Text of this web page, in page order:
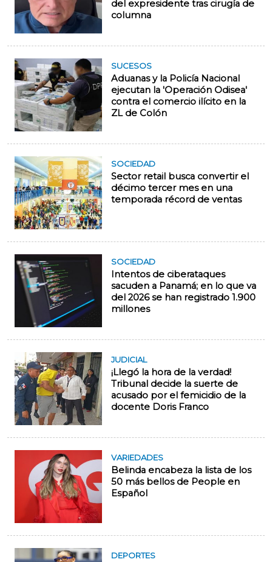
del expresidente tras cirugía de
columna
SUCESOS
Aduanas y la Policía Nacional
ejecutan la 'Operación Odisea'
contra el comercio ilícito en la
ZL de Colón
SOCIEDAD
Sector retail busca convertir el
décimo tercer mes en una
temporada récord de ventas
SOCIEDAD
Intentos de ciberataques
sacuden a Panamá; en lo que va
del 2026 se han registrado 1.900
millones
JUDICIAL
¡Llegó la hora de la verdad!
Tribunal decide la suerte de
acusado por el femicidio de la
docente Doris Franco
VARIEDADES
Belinda encabeza la lista de los
50 más bellos de People en
Español
DEPORTES